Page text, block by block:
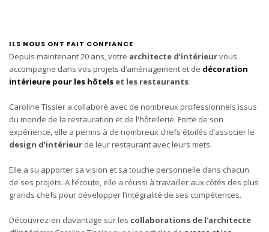
ILS NOUS ONT FAIT CONFIANCE
Depuis maintenant 20 ans, votre architecte d’intérieurvous
accompagne dans vos projets d’aménagement et de décoration
intérieure pour les hôtels et les restaurants
Caroline Tissier a collaboré avec de nombreux professionnels issus
du monde de la restauration et de l'hôtellerie. Forte de son
expérience, elle a permis à de nombreux chefs étoilés d’associer le
design d’intérieur de leur restaurant avec leurs mets.
Elle a su apporter sa vision et sa touche personnelle dans chacun
de ses projets. A l’écoute, elle a réussi à travailler aux côtés des plus
grands chefs pour développer l’intégralité de ses compétences.
Découvrez-en davantage sur les collaborations de l’architecte